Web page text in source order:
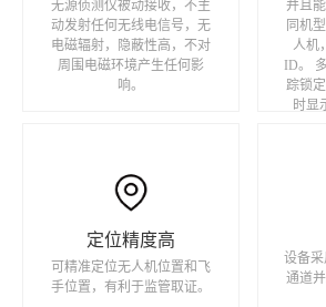
无源侦测仅被动接收，不主
动发射任何无线电信号，无
电磁辐射，隐蔽性高，不对
周围电磁环境产生任何影
响。
并且
同机
人机
ID。
踪锁
时显
定位精度高
可精准定位无人机位置和飞
手位置，有利于监管取证。
设备采
通道